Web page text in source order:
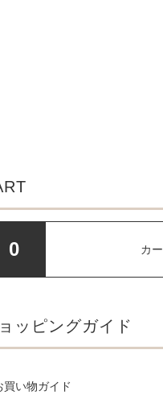
0 カ
ッピングガイド
買い物ガイド